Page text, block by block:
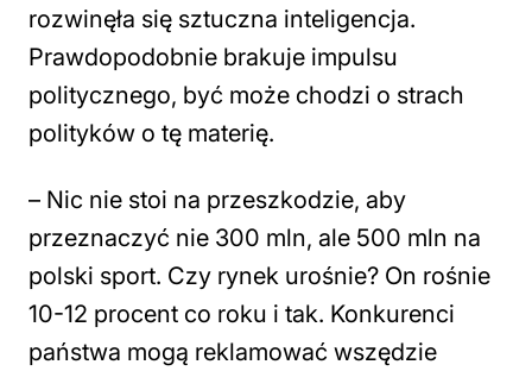
rozwinęła się sztuczna inteligencja.
Prawdopodobnie brakuje impulsu
politycznego, być może chodzi o strach
polityków o tę materię.
– Nic nie stoi na przeszkodzie, aby
przeznaczyć nie 300 mln, ale 500 mln na
polski sport. Czy rynek urośnie? On rośnie
10-12 procent co roku i tak. Konkurenci
państwa mogą reklamować wszędzie